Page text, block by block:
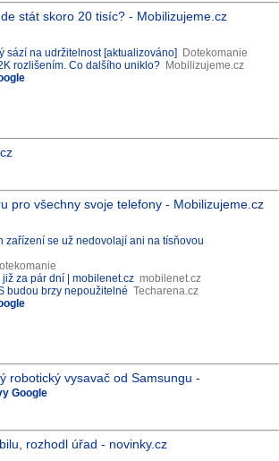
stát skoro 20 tisíc? - Mobilizujeme.cz
sází na udržitelnost [aktualizováno]
Dotekomanie
rozlišením. Co dalšího uniklo? Mobilizujeme.cz
pro všechny svoje telefony - Mobilizujeme.cz
zařízení se už nedovolají ani na tísňovou
za pár dní | mobilenet.cz mobilenet.cz
budou brzy nepoužitelné Techarena.cz
robotický vysavač od Samsungu -
Google
rozhodl úřad - novinky.cz